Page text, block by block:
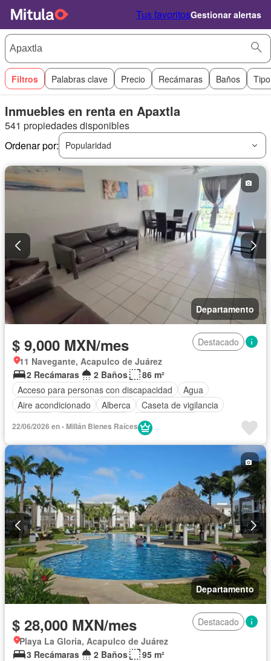
Tus favoritosGestionar alertas
Filtros Palabras clave Precio Recámaras Baños
Inmuebles en renta en Apaxtla
541 propiedades disponibles
Ordenar por:
Popularidad
Departamento
$ 9,000 MXN/mes
Destacado
11 Navegante, Acapulco de Juárez
2 Recámaras
2 Baños
86 m²
Acceso para personas con discapacidad
Agua
Aire acondicionado
Alberca
Caseta de vigilancia
Cocina integral
Electricidad
Jardín
Recámara con closet
Zonas verdes
Permite mascotas
Permite niños
Completamente amueblado
22/06/2026 en - Millán Bienes Raíces
Departamento
$ 28,000 MXN/mes
Destacado
Playa La Gloria, Acapulco de Juárez
3 Recámaras
2 Baños
95 m²